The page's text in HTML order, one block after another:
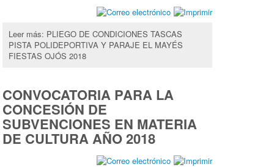
Leer más: PLIEGO DE CONDICIONES TASCAS
PISTA POLIDEPORTIVA Y PARAJE EL MAYÉS
FIESTAS OJÓS 2018
CONVOCATORIA PARA LA
CONCESIÓN DE
SUBVENCIONES EN MATERIA
DE CULTURA AÑO 2018